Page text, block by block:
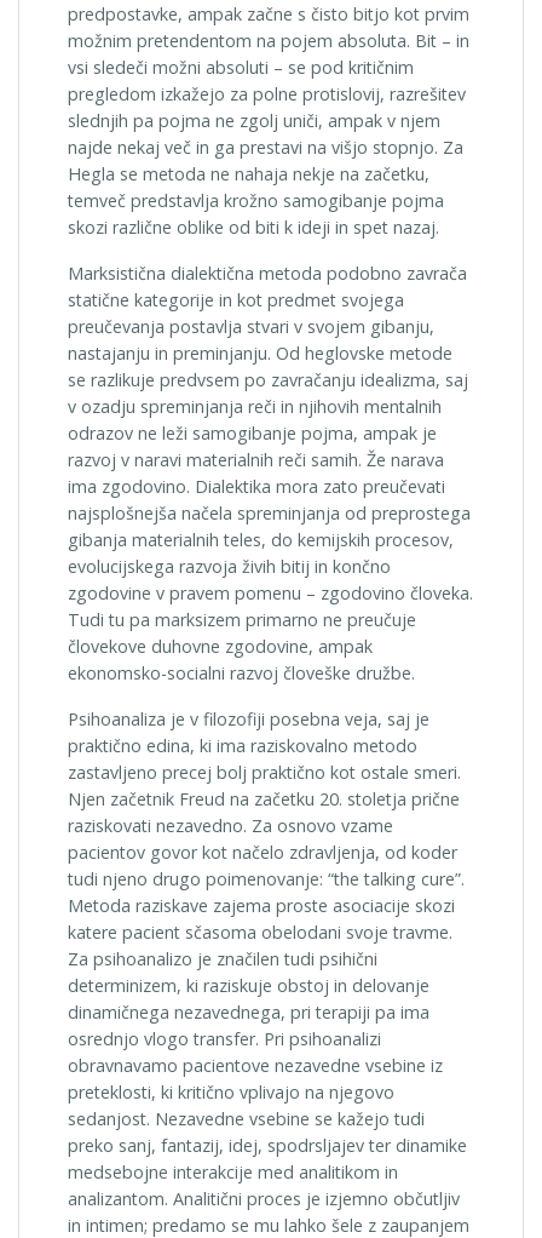
predpostavke, ampak začne s čisto bitjo kot prvim
možnim pretendentom na pojem absoluta. Bit – in
vsi sledeči možni absoluti – se pod kritičnim
pregledom izkažejo za polne protislovij, razrešitev
slednjih pa pojma ne zgolj uniči, ampak v njem
najde nekaj več in ga prestavi na višjo stopnjo. Za
Hegla se metoda ne nahaja nekje na začetku,
temveč predstavlja krožno samogibanje pojma
skozi različne oblike od biti k ideji in spet nazaj.
Marksistična dialektična metoda podobno zavrača
statične kategorije in kot predmet svojega
preučevanja postavlja stvari v svojem gibanju,
nastajanju in preminjanju. Od heglovske metode
se razlikuje predvsem po zavračanju idealizma, saj
v ozadju spreminjanja reči in njihovih mentalnih
odrazov ne leži samogibanje pojma, ampak je
razvoj v naravi materialnih reči samih. Že narava
ima zgodovino. Dialektika mora zato preučevati
najsplošnejša načela spreminjanja od preprostega
gibanja materialnih teles, do kemijskih procesov,
evolucijskega razvoja živih bitij in končno
zgodovine v pravem pomenu – zgodovino človeka.
Tudi tu pa marksizem primarno ne preučuje
človekove duhovne zgodovine, ampak
ekonomsko-socialni razvoj človeške družbe.
Psihoanaliza je v filozofiji posebna veja, saj je
praktično edina, ki ima raziskovalno metodo
zastavljeno precej bolj praktično kot ostale smeri.
Njen začetnik Freud na začetku 20. stoletja prične
raziskovati nezavedno. Za osnovo vzame
pacientov govor kot načelo zdravljenja, od koder
tudi njeno drugo poimenovanje: “the talking cure”.
Metoda raziskave zajema proste asociacije skozi
katere pacient sčasoma obelodani svoje travme.
Za psihoanalizo je značilen tudi psihični
determinizem, ki raziskuje obstoj in delovanje
dinamičnega nezavednega, pri terapiji pa ima
osrednjo vlogo transfer. Pri psihoanalizi
obravnavamo pacientove nezavedne vsebine iz
preteklosti, ki kritično vplivajo na njegovo
sedanjost. Nezavedne vsebine se kažejo tudi
preko sanj, fantazij, idej, spodrsljajev ter dinamike
medsebojne interakcije med analitikom in
analizantom. Analitični proces je izjemno občutljiv
in intimen; predamo se mu lahko šele z zaupanjem